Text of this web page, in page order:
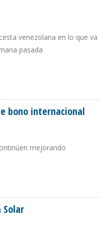
venezolana en lo que
pasada
bono internacional
mejorando
Solar